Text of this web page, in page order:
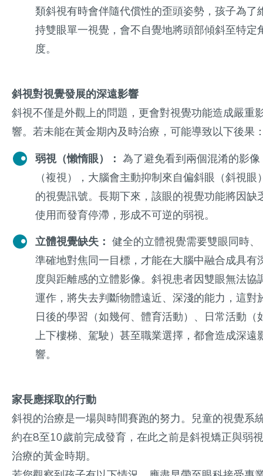
類斜視有時會伴隨代償性的歪頭姿勢，孩子為了
持雙眼單一視覺，會不自覺地將頭部傾斜至特定
度。
斜視對視覺發展的深遠影響
斜視不僅是外觀上的問題，更會對視覺功能造成嚴重
響。若未能在黃金期內及時治療，可能導致以下後果
弱視（懶惰眼）： 為了避免看到兩個混淆的影像
（複視），大腦會主動抑制來自偏斜眼（斜視眼
的視覺訊號。長期下來，該眼的視覺功能將因缺
使用而發育停滯，形成不可逆的弱視。
立體視覺缺失： 健全的立體視覺需要雙眼同時、
準確地對焦同一目標，才能在大腦中融合成具有
度與距離感的立體影像。斜視患者因雙眼無法協
運作，將失去判斷物體遠近、深淺的能力，這對
日後的學習（如幾何、體育活動）、日常活動（
上下樓梯、駕駛）甚至職業選擇，都會造成深遠
響。
家長應採取的行動
斜視的治療是一場與時間賽跑的努力。兒童的視覺系
約在8至10歲前完成發育，在此之前是斜視矯正與弱視
治療的黃金時期。